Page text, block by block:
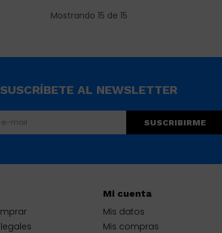
Mostrando 15 de 15
Mi cuenta
Mis datos
Mis compras
SUSCRÍBETE AL NEWSLETTER
SUSCRIBIRME